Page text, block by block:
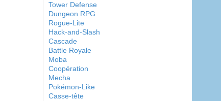
Tower Defense
Dungeon RPG
Rogue-Lite
Hack-and-Slash
Cascade
Battle Royale
Moba
Coopération
Mecha
Pokémon-Like
Casse-tête